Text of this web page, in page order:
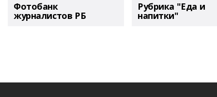
Фотобанк
журналистов РБ
Рубрика "Еда и
напитки"